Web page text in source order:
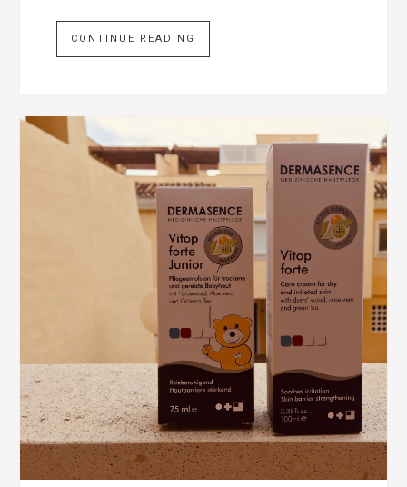
CONTINUE READING